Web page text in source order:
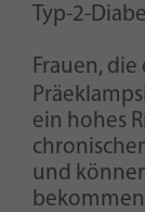
Typ-2-
Frauen,
ein hohes
und